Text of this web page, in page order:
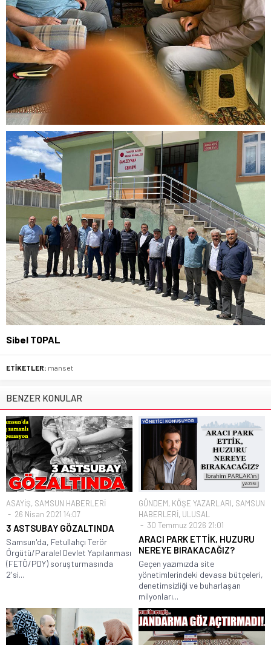
Sibel TOPAL
ETİKETLER: manset
BENZER KONULAR
ASAYİŞ, SAMSUN HABERLERİ
26 Nisan 2021 14:07
3 ASTSUBAY GÖZALTINDA
Samsun'da, Fetullahçı Terör
Örgütü/Paralel Devlet Yapılanması
(FETÖ/PDY) soruşturmasında
2'si...
GÜNDEM, KÖŞE YAZARLARI, SAMSUN
HABERLERİ, ULUSAL
30 Temmuz 2026 21:01
ARACI PARK ETTİK, HUZURU
NEREYE BIRAKACAĞIZ?
Geçen yazımızda site
yönetimlerindeki devasa bütçeleri,
denetimsizliği ve buharlaşan
milyonları...